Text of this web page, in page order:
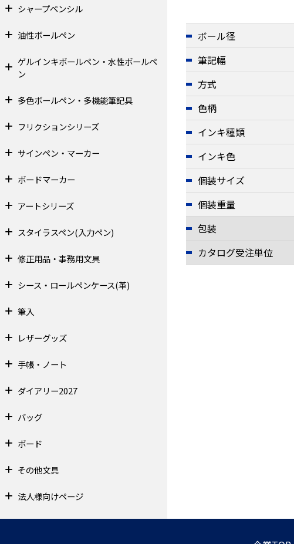
ボール径
筆記幅
方式
色柄
インキ種類
インキ色
個装サイズ
個装重量
包装
カタログ受注単位
シャープペンシル
油性ボールペン
ゲルインキボールペン・水性ボールペ
ン
多色ボールペン・多機能筆記具
フリクションシリーズ
サインペン・マーカー
ボードマーカー
アートシリーズ
スタイラスペン(入力ペン)
修正用品・事務用文具
シース・ロールペンケース(革)
筆入
レザーグッズ
手帳・ノート
ダイアリー2027
バッグ
ボード
その他文具
法人様向けページ